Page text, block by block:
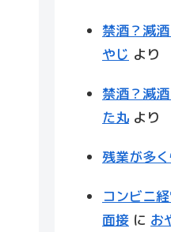
禁酒？減
やじ より
禁酒？減
た丸 より
残業が多
コンビニ
面接 に お